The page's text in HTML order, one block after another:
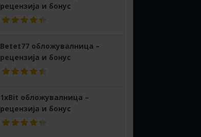
рецензија и бонус
Betet77 обложувалница –
рецензија и бонус
1xBit обложувалница –
рецензија и бонус